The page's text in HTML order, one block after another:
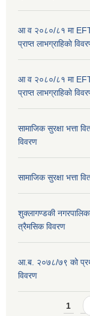
आ व २०८०/८१ मा EFT
प्राप्त लाभग्राहिकाे
आ व २०८०/८१ मा EFT
प्राप्त लाभग्राहिकाे
सामाजिक सुरक्षा भत्ता
विवरण
सामाजिक सुरक्षा भत्ता
शुक्लागण्डकी
त्रैमसिक विवरण
आ.ब. २०७८/७९ को प्रथम
विवरण
Pages1